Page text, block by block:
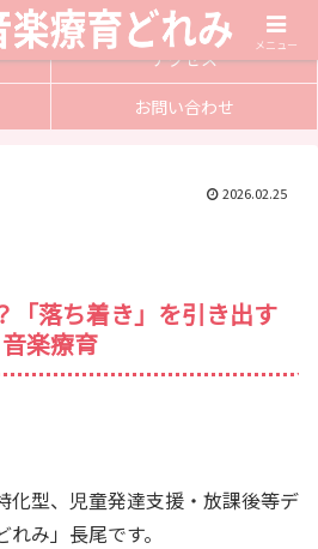
入会方法
アクセス
お問い合わせ
2026.02.25
「落ち着き」を引き出す
音楽療育
化型、児童発達支援・放課後等デ
み」長尾です。
メニュー